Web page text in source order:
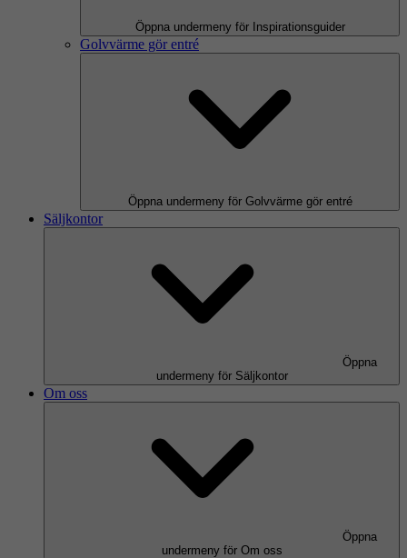
Öppna undermeny för Inspirationsguider
Golvvärme gör entré
Öppna undermeny för Golvvärme gör entré
Säljkontor
Öppna
undermeny för Säljkontor
Om oss
Öppna
undermeny för Om oss